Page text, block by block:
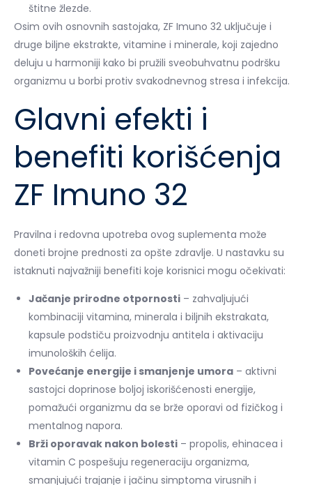
štitne žlezde.
Osim ovih osnovnih sastojaka, ZF Imuno 32 uključuje i
druge biljne ekstrakte, vitamine i minerale, koji zajedno
deluju u harmoniji kako bi pružili sveobuhvatnu podršku
organizmu u borbi protiv svakodnevnog stresa i infekcija.
Glavni efekti i
benefiti korišćenja
ZF Imuno 32
Pravilna i redovna upotreba ovog suplementa može
doneti brojne prednosti za opšte zdravlje. U nastavku su
istaknuti najvažniji benefiti koje korisnici mogu očekivati:
Jačanje prirodne otpornosti – zahvaljujući
kombinaciji vitamina, minerala i biljnih ekstrakata,
kapsule podstiču proizvodnju antitela i aktivaciju
imunoloških ćelija.
Povećanje energije i smanjenje umora – aktivni
sastojci doprinose boljoj iskorišćenosti energije,
pomažući organizmu da se brže oporavi od fizičkog i
mentalnog napora.
Brži oporavak nakon bolesti – propolis, ehinacea i
vitamin C pospešuju regeneraciju organizma,
smanjujući trajanje i jačinu simptoma virusnih i